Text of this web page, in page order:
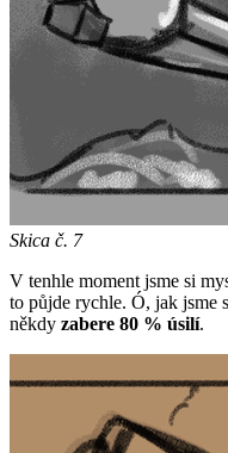
Skica č. 7
V tenhle moment jsme si
to půjde rychle. Ó, jak jsme
někdy zabere 80 % úsilí.